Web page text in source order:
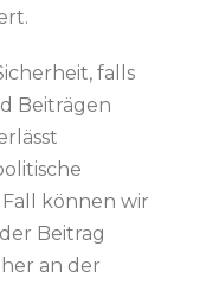
falls
Beiträgen
können wir
Beitrag
an der